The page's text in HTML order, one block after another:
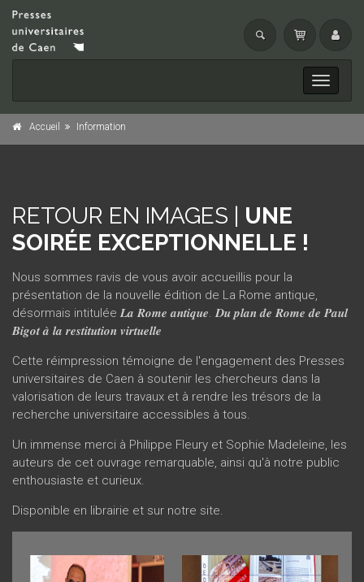
Toggle
Accueil Information
RETOUR EN IMAGES | UNE
SOIRÉE EXCEPTIONNELLE !
Nous sommes ravis de vous avoir accueillis pour la
présentation de la nouvelle édition de La Rome antique,
désormais intitulée 𝑳𝒂 𝑹𝒐𝒎𝒆 𝒂𝒏𝒕𝒊𝒒𝒖𝒆. 𝑫𝒖 𝒑𝒍𝒂𝒏 𝒅𝒆 𝑹𝒐𝒎𝒆 𝒅𝒆 𝑷𝒂𝒖𝒍
𝑩𝒊𝒈𝒐𝒕 𝒂̀ 𝒍𝒂 𝒓𝒆𝒔𝒕𝒊𝒕𝒖𝒕𝒊𝒐𝒏 𝒗𝒊𝒓𝒕𝒖𝒆𝒍𝒍𝒆
Cette réimpression témoigne de l'engagement des Presses
universitaires de Caen à soutenir les chercheurs dans la
valorisation de leurs travaux et à rendre les trésors de la
recherche universitaire accessibles à tous.
Un immense merci à Philippe Fleury et Sophie Madeleine, les
auteurs de cet ouvrage remarquable, ainsi qu'à notre public
enthousiaste et curieux.
Disponible en librairie et sur notre site.